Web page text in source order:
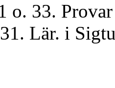
o. 33.
Lär. i